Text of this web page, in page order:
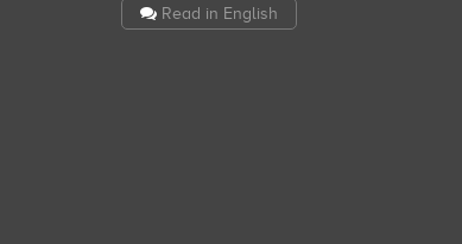
Read in English